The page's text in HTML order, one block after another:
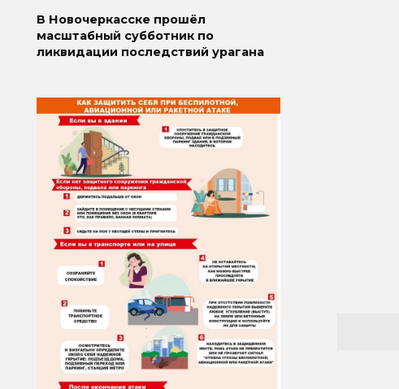
В Новочеркасске прошёл
масштабный субботник по
ликвидации последствий урагана